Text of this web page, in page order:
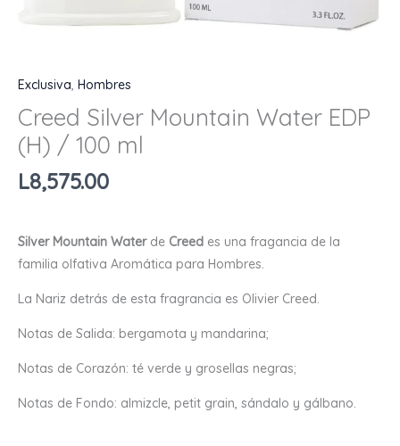
Exclusiva Hombres
Creed Silver Mountain Water EDP
(H) / 100 ml
L8,575.00
Silver Mountain Waterde Creed es una fragancia de la
familia olfativa Aromática para Hombres.
La Nariz detrás de esta fragrancia es Olivier Creed.
Notas de Salida: bergamota y mandarina;
Notas de Corazón: té verde y grosellas negras;
Notas de Fondo: almizcle, petit grain, sándalo y gálbano.